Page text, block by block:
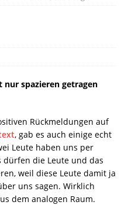
spazieren getragen
Rückmeldungen auf
, gab es auch einige echt
Leute haben uns per
dürfen die Leute und das
weil diese Leute damit ja
uns sagen. Wirklich
dem analogen Raum.